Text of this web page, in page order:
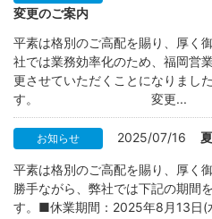
変更のご案内
平素は格別のご高配を賜り、厚く
社では業務効率化のため、福岡営
更させていただくことになりまし
す。 変更...
お知らせ 2025/07/16
平素は格別のご高配を賜り、厚く
勝手ながら、弊社では下記の期間
す。■休業期間：2025年8月13